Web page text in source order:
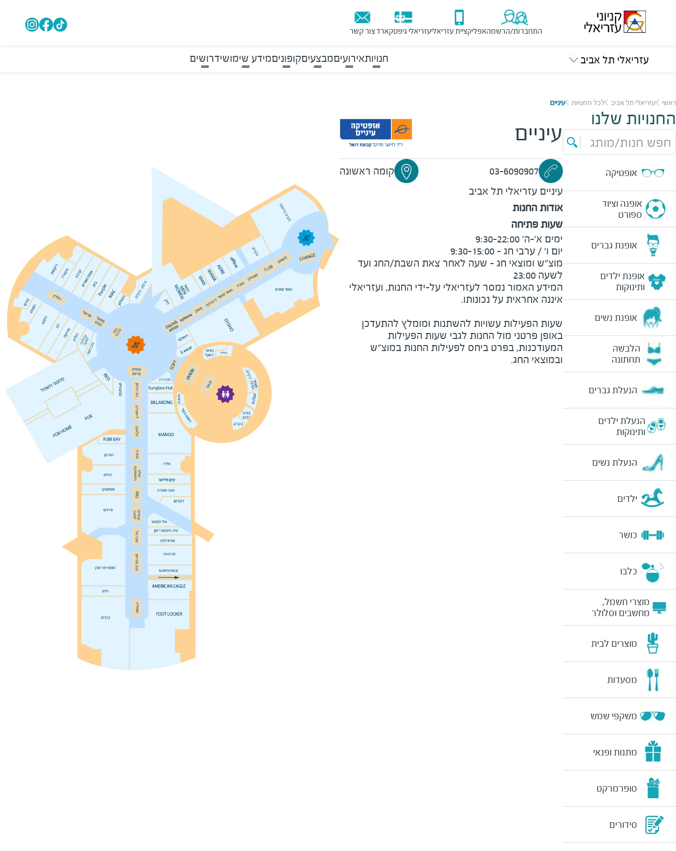
התחברות/הרשמהאפליקציית עזריאליעזריאלי גיפטקארדצור קשר
עזריאלי תל אביב חנויותאירועיםמבצעיםקופוניםמידע שימושידרושים
ראשי עזריאלי תל אביב לכל החנויות עיניים
החנויות שלנו
חפש חנות/מותג
אופטיקה
אופנה וציוד
ספורט
אופנת גברים
אופנת ילדים
ותינוקות
אופנת נשים
הלבשה
תחתונה
הנעלת גברים
הנעלת ילדים
ותינוקות
הנעלת נשים
ילדים
כושר
כלבו
מוצרי חשמל,
מחשבים וסלולר
מוצרים לבית
מסעדות
משקפי שמש
מתנות ופנאי
סופרמרקט
סידורים
עיניים
03-6090907
קומה ראשונה
עיניים עזריאלי תל אביב
אודות החנות
שעות פתיחה
לשעה 23:00
המידע האמור נמסר לעזריאלי על-ידי החנות, ועזריאלי
שעות הפעילות עשויות להשתנות ומומלץ להתעדכן
באופן פרטני מול החנות לגבי שעות הפעילות
המעודכנות, בפרט ביחס לפעילות החנות במוצ"ש
ובמוצאי החג.